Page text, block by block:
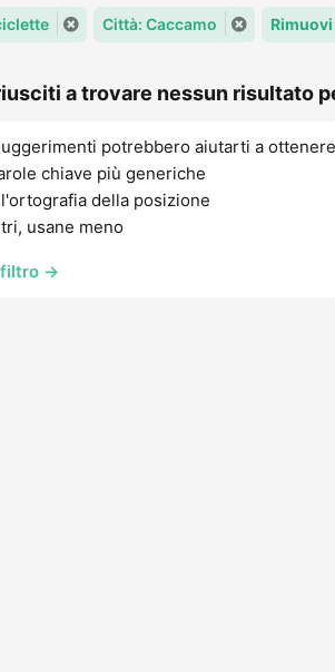
Città: Caccamo
a trovare nessun risultato
potrebbero aiutarti a
chiave più generiche
della posizione
usane meno
filtro →